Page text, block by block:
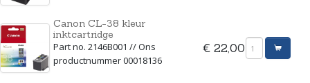
Canon CL-38 kleur
inktcartridge
Part no. 2146B001 // Ons
productnummer 00018136
€ 22,00